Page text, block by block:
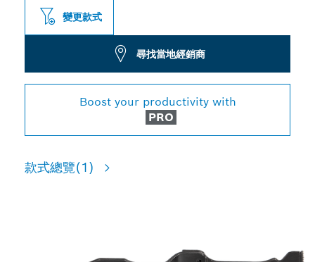
變更款式
尋找當地經銷商
Boost your productivity with
PRO
款式總覽(1)